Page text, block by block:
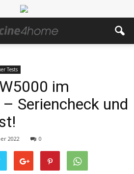
Tests
im
Seriencheck und
2022 0